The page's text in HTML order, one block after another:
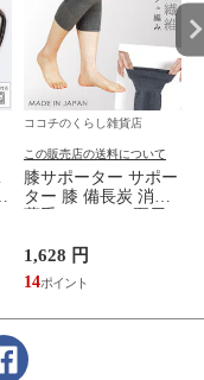
ココチのくらし雑貨店
この販売店の送料について
膝サポーター サポー
ター 膝 備長炭 消臭
止 グッズ 夏 備長炭
メッシュサポーター
1,628 円
14